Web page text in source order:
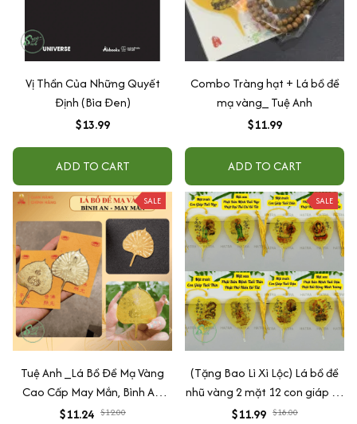
Vị Thần Của Những Quyết
Định (Bìa Đen)
$13.99
ADD TO CART
Combo Tràng hạt + Lá bồ đề
mạ vàng_ Tuệ Anh
$11.99
ADD TO CART
SALE
Tuệ Anh _Lá Bồ Đề Mạ Vàng
Cao Cấp May Mắn, Bình An,
Chiêu Tài Lộc
$11.24 $12.00
SALE
(Tặng Bao Lì Xì Lộc) Lá bồ đề
nhũ vàng 2 mặt 12 con giáp và
phật bản mệnh, để ốp lưng
$11.99 $18.00